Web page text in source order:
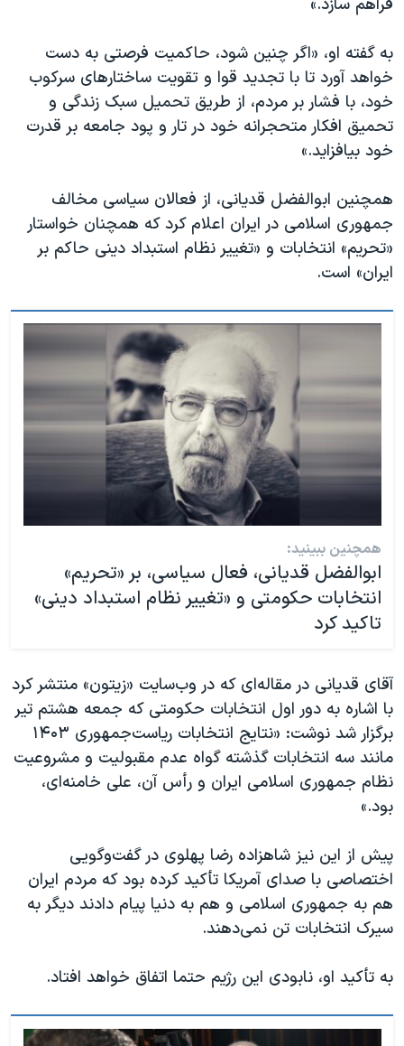
به گفته او، «اگر چنین شود، حاکمیت فرصتی به دست
خواهد آورد تا با تجدید قوا و تقویت ساختارهای سرکوب
خود، با فشار بر مردم، از طریق تحمیل سبک زندگی و
تحمیق افکار متحجرانه خود در تار و پود جامعه بر قدرت
خود بیافزاید.»
همچنین ابوالفضل قدیانی، از فعالان سیاسی مخالف
جمهوری اسلامی در ایران اعلام کرد که همچنان خواستار
«تحریم» انتخابات و «تغییر نظام استبداد دینی حاکم بر
ایران» است.
همچنین ببینید:
ابوالفضل قدیانی، فعال سیاسی، بر «تحریم»
انتخابات حکومتی و «تغییر نظام استبداد دینی»
تاکید کرد
آقای قدیانی در مقاله‌ای که در وب‌سایت «زیتون» منتشر کرد
با اشاره به دور اول انتخابات حکومتی که جمعه هشتم تیر
برگزار شد نوشت: «نتایج انتخابات ریاست‌جمهوری ۱۴۰۳
مانند سه انتخابات گذشته گواه عدم مقبولیت و مشروعیت
نظام جمهوری اسلامی ایران و رأس آن، علی خامنه‌ای،
بود.»
پیش از این نیز شاهزاده رضا پهلوی در گفت‌وگویی
اختصاصی با صدای آمریکا تأکید کرده بود که مردم ایران
هم به جمهوری اسلامی و هم به دنیا پیام دادند دیگر به
سیرک انتخابات تن نمی‌دهند.
به تأکید او، نابودی این رژیم حتما اتفاق خواهد افتاد.